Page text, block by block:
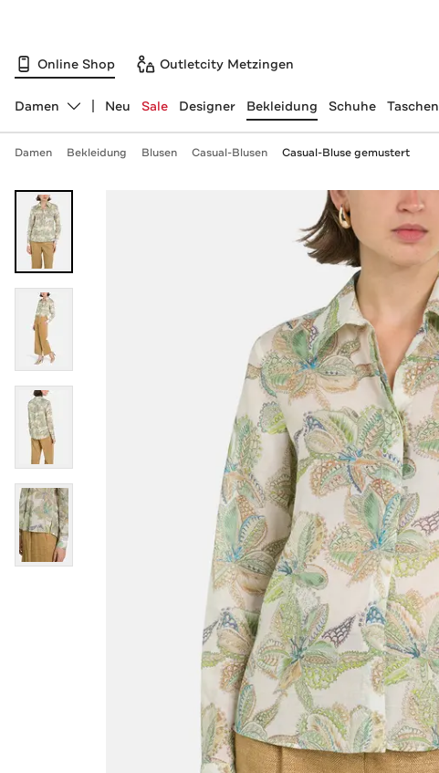
Online Shop Outletcity Metzingen
Abteilung ändern, ausgewählt:
Damen Neu Sale Designer Bekleidung Schuhe Taschen
Damen Bekleidung Blusen Casual-Blusen Casual-Bluse gemustert